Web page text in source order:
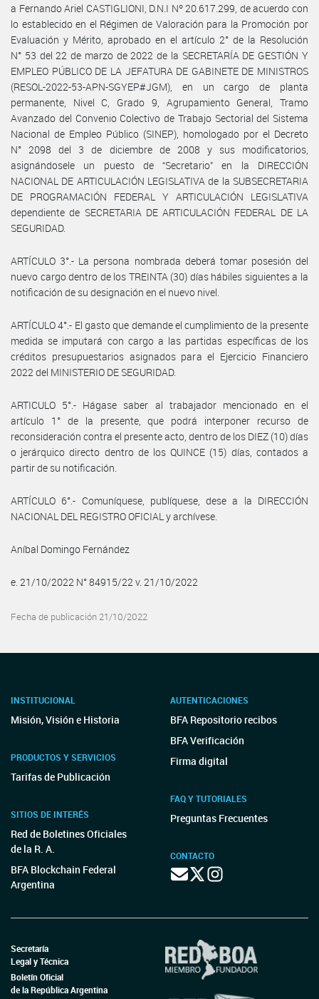
a Fernando Ariel CASTIGLIONI, D.N.I Nº 20.617.299, de acuerdo con
lo establecido en el Régimen de Valoración para la Promoción por
Evaluación y Mérito, aprobado en el artículo 2° de la Resolución
N° 53 del 22 de marzo de 2022 de la SECRETARÍA DE GESTIÓN Y
EMPLEO PÚBLICO DE LA JEFATURA DE GABINETE DE MINISTROS
(RESOL-2022-53-APN-SGYEP#JGM), en un cargo de planta
permanente, Nivel C, Grado 9, Agrupamiento General, Tramo
Avanzado del Convenio Colectivo de Trabajo Sectorial del Sistema
Nacional de Empleo Público (SINEP), homologado por el Decreto
N° 2098 del 3 de diciembre de 2008 y sus modificatorios,
asignándosele un puesto de “Secretario” en la DIRECCIÓN
NACIONAL DE ARTICULACIÓN LEGISLATIVA de la SUBSECRETARIA
DE PROGRAMACIÓN FEDERAL Y ARTICULACIÓN LEGISLATIVA
dependiente de SECRETARIA DE ARTICULACIÓN FEDERAL DE LA
SEGURIDAD.
ARTÍCULO 3°.- La persona nombrada deberá tomar posesión del
nuevo cargo dentro de los TREINTA (30) días hábiles siguientes a la
notificación de su designación en el nuevo nivel.
ARTÍCULO 4°.- El gasto que demande el cumplimiento de la presente
medida se imputará con cargo a las partidas específicas de los
créditos presupuestarios asignados para el Ejercicio Financiero
2022 del MINISTERIO DE SEGURIDAD.
ARTICULO 5°.- Hágase saber al trabajador mencionado en el
artículo 1° de la presente, que podrá interponer recurso de
reconsideración contra el presente acto, dentro de los DIEZ (10) días
o jerárquico directo dentro de los QUINCE (15) días, contados a
partir de su notificación.
ARTÍCULO 6°.- Comuníquese, publíquese, dese a la DIRECCIÓN
NACIONAL DEL REGISTRO OFICIAL y archívese.
Aníbal Domingo Fernández
e. 21/10/2022 N° 84915/22 v. 21/10/2022
Fecha de publicación 21/10/2022
INSTITUCIONAL
Misión, Visión e Historia
PRODUCTOS Y SERVICIOS
Tarifas de Publicación
SITIOS DE INTERÉS
Red de Boletines Oficiales
de la R. A.
BFA Blockchain Federal
Argentina
AUTENTICACIONES
BFA Repositorio recibos
BFA Verificación
Firma digital
FAQ Y TUTORIALES
Preguntas Frecuentes
CONTACTO
Secretaría
Legal y Técnica
Boletín Oficial
de la República Argentina